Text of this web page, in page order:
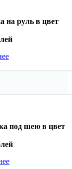
на руль в цвет
под шею в цвет